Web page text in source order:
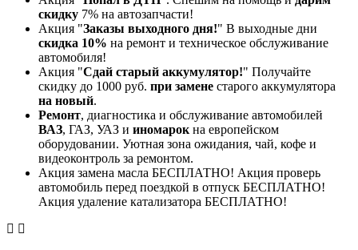
скидку 7% на автозапчасти!
Акция "Заказы выходного дня!" В выходные дни
скидка 10% на ремонт и техническое обслуживание
автомобиля!
Акция "Сдай старый аккумулятор!" Получайте
скидку до 1000 руб. при замене старого аккумулятора
на новый.
Ремонт, диагностика и обслуживание автомобилей
ВАЗ, ГАЗ, УАЗ и иномарокна европейском
оборудовании. Уютная зона ожидания, чай, кофе и
видеоконтроль за ремонтом.
Акция замена масла БЕСПЛАТНО! Акция проверь
автомобиль перед поездкой в отпуск БЕСПЛАТНО!
Акция удаление катализатора БЕСПЛАТНО!